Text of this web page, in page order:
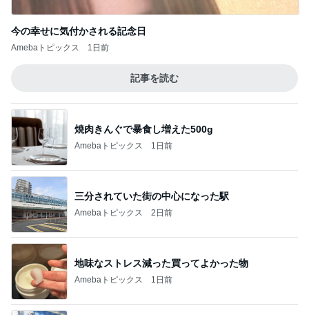
今の幸せに気付かされる記念日
Amebaトピックス 1日前
記事を読む
焼肉きんぐで暴食し増えた500g
Amebaトピックス 1日前
三分されていた街の中心になった駅
Amebaトピックス 2日前
地味なストレス減った買ってよかった物
Amebaトピックス 1日前